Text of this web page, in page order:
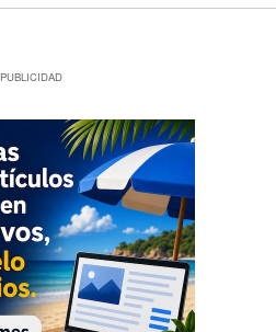
PUBLICIDAD